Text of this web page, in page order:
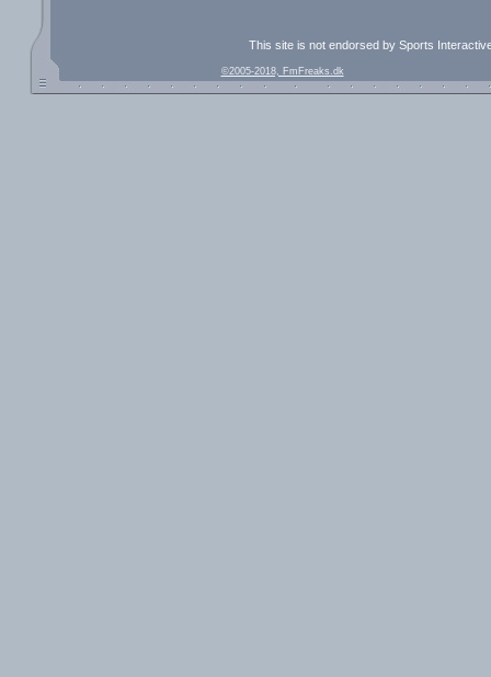
This site is not endorsed by Sports
©2005-2018, FmFreaks.dk